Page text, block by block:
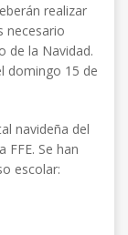
realizar
necesario
de la Navidad.
domingo 15 de
navideña del
FFE. Se han
escolar: